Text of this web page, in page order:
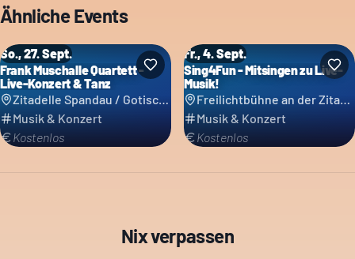
Ähnliche Events
So., 27. Sept.
Frank Muschalle Quartett -
Live-Konzert & Tanz
Zitadelle Spandau / Gotischer Saal
Musik & Konzert
Kostenlos
Fr., 4. Sept.
Sing4Fun - Mitsingen zu Live-
Musik!
Freilichtbühne an der Zitadelle
Musik & Konzert
Kostenlos
Nix verpassen